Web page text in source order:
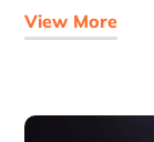
View More